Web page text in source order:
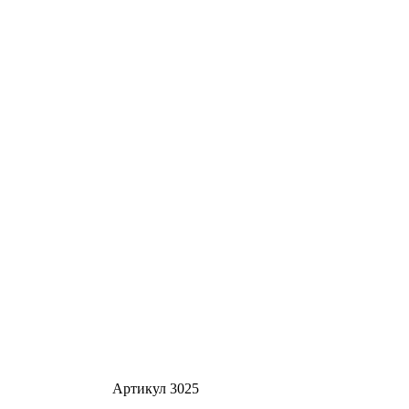
Артикул 3025